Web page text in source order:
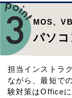
MOS、
パソ
担当インストラ
ながら、最短で
験対策はOffice